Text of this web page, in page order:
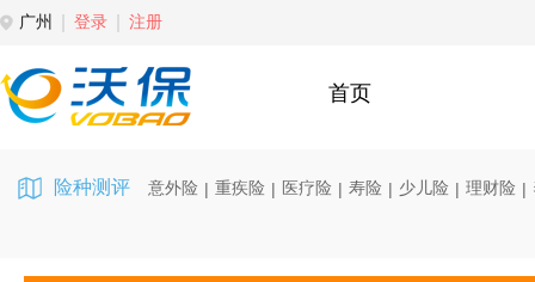
广州 登录 注册
首页
险种测评 意外险 | 重疾险 | 医疗险 | 寿险 | 少儿险 | 理财险 |